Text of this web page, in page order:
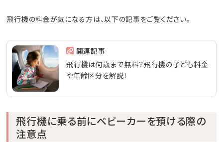
飛行機の料金が気になる方は、以下の記事をご覧ください。
関連記事
飛行機は何歳まで無料？飛行機の子ども料金
や年齢区分を解説！
飛行機に乗る前にベビーカーを預ける際の
注意点